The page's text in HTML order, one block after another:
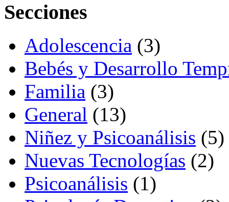
Secciones
Adolescencia (3)
Bebés y Desarrollo
Familia (3)
General (13)
Niñez y Psicoanálisis (5)
Nuevas Tecnologías (2)
Psicoanálisis (1)